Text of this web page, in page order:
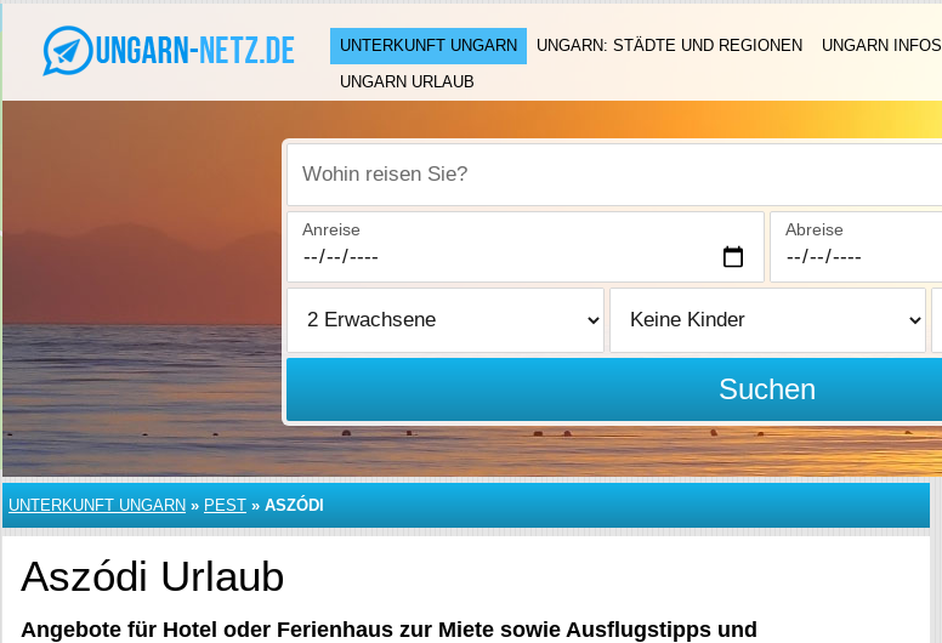
UNTERKUNFT UNGARN UNGARN: STÄDTE UND REGIONEN
UNGARN INFOS
UNGARN URLAUB
Wohin reisen Sie?
Anreise Abreise
Suchen
UNTERKUNFT UNGARN » PEST » ASZÓDI
Aszódi Urlaub
Angebote für Hotel oder Ferienhaus zur Miete sowie Ausflugstipps und